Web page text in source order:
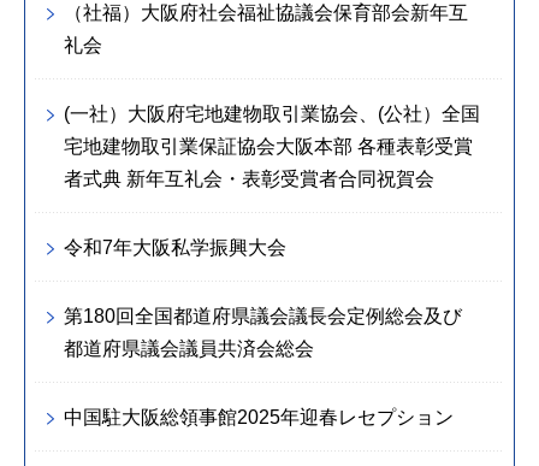
（社福）大阪府社会福祉協議会保育部会新年互
礼会
(一社）大阪府宅地建物取引業協会、(公社）全国
宅地建物取引業保証協会大阪本部 各種表彰受賞
者式典 新年互礼会・表彰受賞者合同祝賀会
令和7年大阪私学振興大会
第180回全国都道府県議会議長会定例総会及び
都道府県議会議員共済会総会
中国駐大阪総領事館2025年迎春レセプション